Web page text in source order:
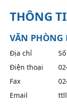
THÔNG
VĂN PHÒNG
Địa chỉ
Điện thoại
Fax
Email